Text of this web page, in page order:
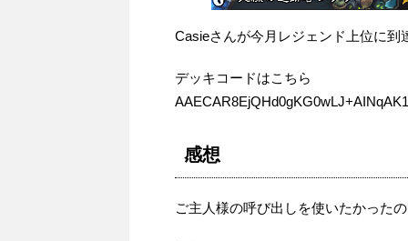
Casieさんが今月レジェンド上位に到
デッキコードはこちら
感想
ご主人様の呼び出しを使いたかった